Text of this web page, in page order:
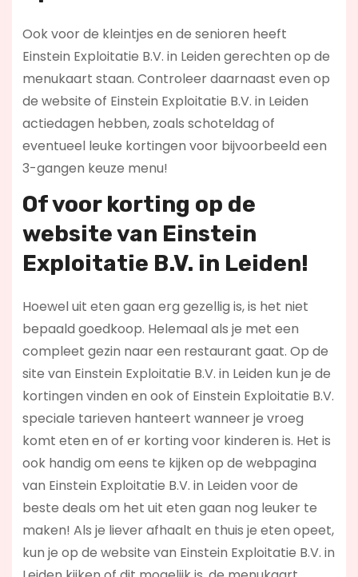
Ook voor de kleintjes en de senioren heeft
Einstein Exploitatie B.V. in Leiden gerechten op de
menukaart staan. Controleer daarnaast even op
de website of Einstein Exploitatie B.V. in Leiden
actiedagen hebben, zoals schoteldag of
eventueel leuke kortingen voor bijvoorbeeld een
3-gangen keuze menu!
Of voor korting op de
website van Einstein
Exploitatie B.V. in Leiden!
Hoewel uit eten gaan erg gezellig is, is het niet
bepaald goedkoop. Helemaal als je met een
compleet gezin naar een restaurant gaat. Op de
site van Einstein Exploitatie B.V. in Leiden kun je de
kortingen vinden en ook of Einstein Exploitatie B.V.
speciale tarieven hanteert wanneer je vroeg
komt eten en of er korting voor kinderen is. Het is
ook handig om eens te kijken op de webpagina
van Einstein Exploitatie B.V. in Leiden voor de
beste deals om het uit eten gaan nog leuker te
maken! Als je liever afhaalt en thuis je eten opeet,
kun je op de website van Einstein Exploitatie B.V. in